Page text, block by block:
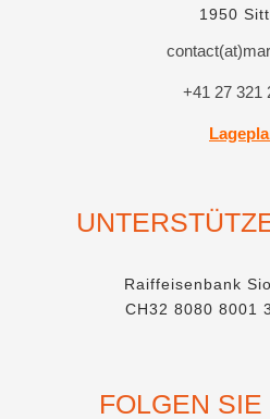
1950
+41 27 321
Raiffeisenbank
CH32 8080 8001
FOLGEN